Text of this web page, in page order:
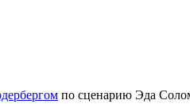
по сценарию Эда